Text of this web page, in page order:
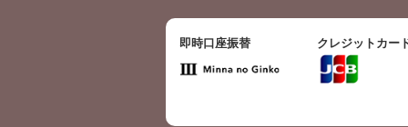
即時口座振替 クレジットカー